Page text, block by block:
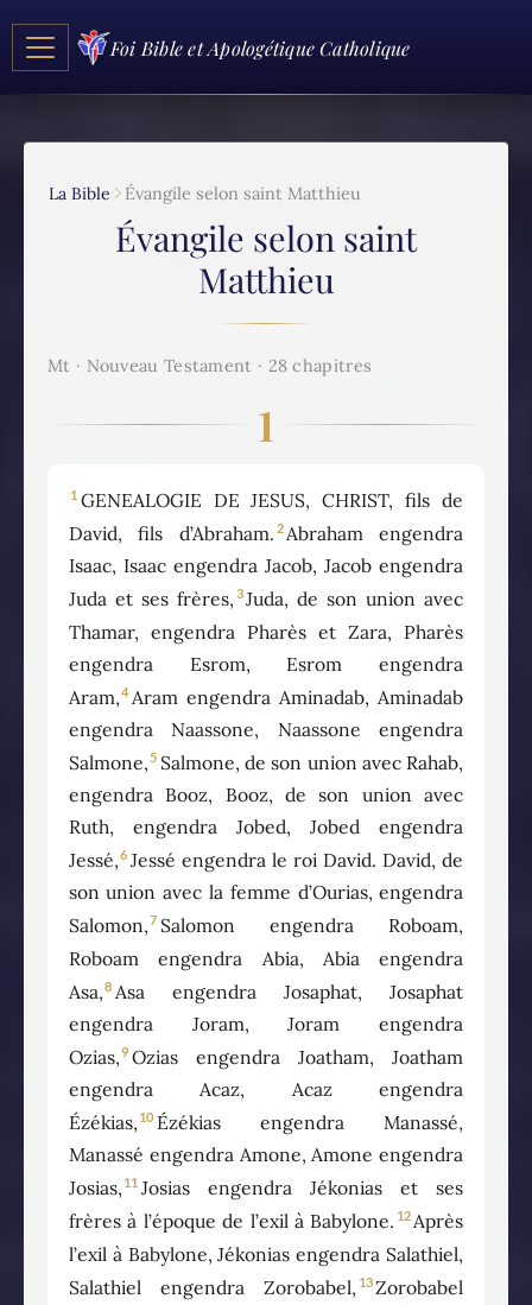
Foi Bible et Apologétique Catholique
La Bible Évangile selon saint Matthieu
Évangile selon saint
Matthieu
Mt · Nouveau Testament · 28 chapitres
1
1 GENEALOGIE DE JESUS, CHRIST, fils de
David, fils d’Abraham. 2Abraham engendra
Isaac, Isaac engendra Jacob, Jacob engendra
Juda et ses frères, 3Juda, de son union avec
Thamar, engendra Pharès et Zara, Pharès
engendra Esrom, Esrom engendra
Aram,4 Aram engendra Aminadab, Aminadab
engendra Naassone, Naassone engendra
Salmone,5 Salmone, de son union avec Rahab,
engendra Booz, Booz, de son union avec
Ruth, engendra Jobed, Jobed engendra
Jessé,6 Jessé engendra le roi David. David, de
son union avec la femme d’Ourias, engendra
Salomon,7 Salomon engendra Roboam,
Roboam engendra Abia, Abia engendra
Asa,8 Asa engendra Josaphat, Josaphat
engendra Joram, Joram engendra
Ozias,9 Ozias engendra Joatham, Joatham
engendra Acaz, Acaz engendra
Ézékias, 10 Ézékias engendra Manassé,
Manassé engendra Amone, Amone engendra
Josias, 11 Josias engendra Jékonias et ses
frères à l’époque de l’exil à Babylone. 12Après
l’exil à Babylone, Jékonias engendra Salathiel,
Salathiel engendra Zorobabel, 13Zorobabel